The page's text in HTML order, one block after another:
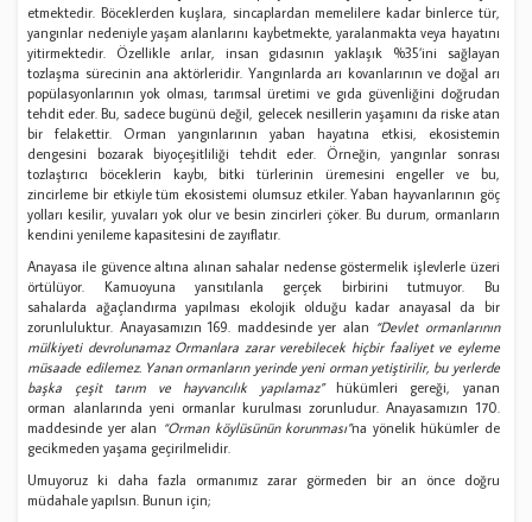
etmektedir. Böceklerden kuşlara, sincaplardan memelilere kadar binlerce tür,
yangınlar nedeniyle yaşam alanlarını kaybetmekte, yaralanmakta veya hayatını
yitirmektedir. Özellikle arılar, insan gıdasının yaklaşık %35’ini sağlayan
tozlaşma sürecinin ana aktörleridir. Yangınlarda arı kovanlarının ve doğal arı
popülasyonlarının yok olması, tarımsal üretimi ve gıda güvenliğini doğrudan
tehdit eder. Bu, sadece bugünü değil, gelecek nesillerin yaşamını da riske atan
bir felakettir. Orman yangınlarının yaban hayatına etkisi, ekosistemin
dengesini bozarak biyoçeşitliliği tehdit eder. Örneğin, yangınlar sonrası
tozlaştırıcı böceklerin kaybı, bitki türlerinin üremesini engeller ve bu,
zincirleme bir etkiyle tüm ekosistemi olumsuz etkiler. Yaban hayvanlarının göç
yolları kesilir, yuvaları yok olur ve besin zincirleri çöker. Bu durum, ormanların
kendini yenileme kapasitesini de zayıflatır.
Anayasa ile güvence altına alınan sahalar nedense göstermelik işlevlerle üzeri
örtülüyor. Kamuoyuna yansıtılanla gerçek birbirini tutmuyor. Bu
sahalarda ağaçlandırma yapılması ekolojik olduğu kadar anayasal da bir
zorunluluktur. Anayasamızın 169. maddesinde yer alan “Devlet ormanlarının
mülkiyeti devrolunamaz Ormanlara zarar verebilecek hiçbir faaliyet ve eyleme
müsaade edilemez. Yanan ormanların yerinde yeni orman yetiştirilir, bu yerlerde
başka çeşit tarım ve hayvancılık yapılamaz”hükümleri gereği, yanan
orman alanlarında yeni ormanlar kurulması zorunludur. Anayasamızın 170.
maddesinde yer alan “Orman köylüsünün korunması”na yönelik hükümler de
gecikmeden yaşama geçirilmelidir.
Umuyoruz ki daha fazla ormanımız zarar görmeden bir an önce doğru
müdahale yapılsın. Bunun için;